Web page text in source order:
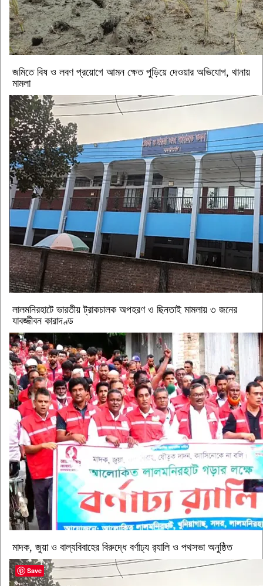
জমিতে বিষ ও লবণ প্রয়োগে আমন ক্ষেত পুড়িয়ে দেওয়ার অভিযোগ, থানায়
মামলা
লালমনিরহাটে ভারতীয় ট্রাকচালক অপহরণ ও ছিনতাই মামলায় ৩ জনের
যাবজ্জীবন কারাদণ্ড
মাদক, জুয়া ও বাল্যবিবাহের বিরুদ্ধে বর্ণাঢ্য র‍্যালি ও পথসভা অনুষ্ঠিত
Save